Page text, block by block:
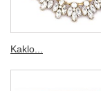
Kaklo...